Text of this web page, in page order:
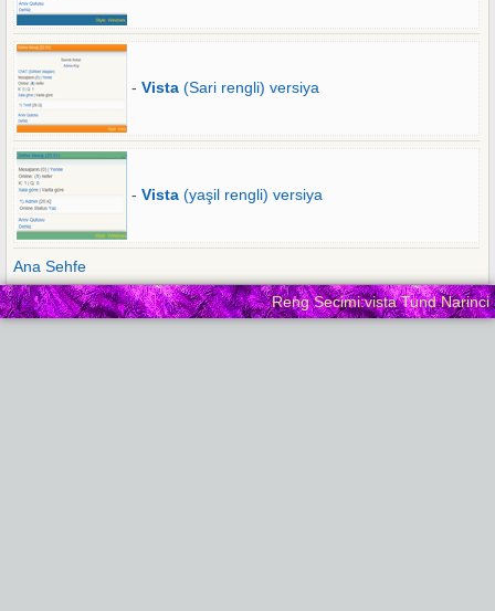
- Vista (Sari rengli) versiya
- Vista (yaşil rengli) versiya
Ana Sehfe
Reng Secimi:vista Tund Narinci